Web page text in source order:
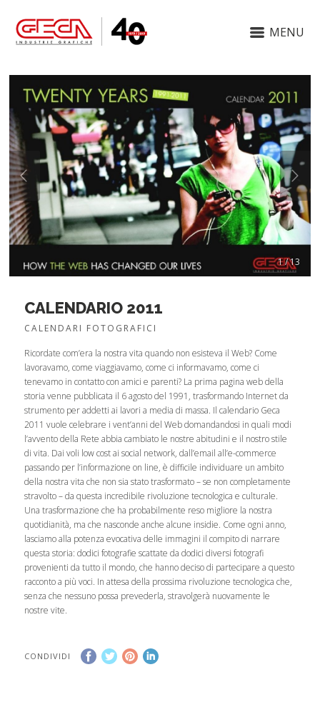
MENU
1 / 13
CALENDARIO 2011
CALENDARI FOTOGRAFICI
Ricordate com’era la nostra vita quando non esisteva il Web? Come
lavoravamo, come viaggiavamo, come ci informavamo, come ci
tenevamo in contatto con amici e parenti? La prima pagina web della
storia venne pubblicata il 6 agosto del 1991, trasformando Internet da
strumento per addetti ai lavori a media di massa. Il calendario Geca
2011 vuole celebrare i vent’anni del Web domandandosi in quali modi
l’avvento della Rete abbia cambiato le nostre abitudini e il nostro stile
di vita. Dai voli low cost ai social network, dall’email all’e-commerce
passando per l’informazione on line, è difficile individuare un ambito
della nostra vita che non sia stato trasformato – se non completamente
stravolto – da questa incredibile rivoluzione tecnologica e culturale.
Una trasformazione che ha probabilmente reso migliore la nostra
quotidianità, ma che nasconde anche alcune insidie. Come ogni anno,
lasciamo alla potenza evocativa delle immagini il compito di narrare
questa storia: dodici fotografie scattate da dodici diversi fotografi
provenienti da tutto il mondo, che hanno deciso di partecipare a questo
racconto a più voci. In attesa della prossima rivoluzione tecnologica che,
senza che nessuno possa prevederla, stravolgerà nuovamente le
nostre vite.
CONDIVIDI